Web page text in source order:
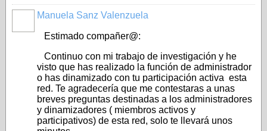
Manuela Sanz Valenzuela
Estimado compañer@:
Continuo con mi trabajo de investigación y he
visto que has realizado la función de administrador
o has dinamizado con tu participación activa esta
red. Te agradecería que me contestaras a unas
breves preguntas destinadas a los administradores
y dinamizadores ( miembros activos y
participativos) de esta red, solo te llevará unos